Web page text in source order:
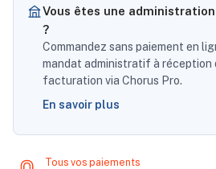
Vous êtes une
?
Commandez sans paiement en
mandat administratif à réception
facturation via Chorus Pro.
En savoir plus
Tous vos paiements